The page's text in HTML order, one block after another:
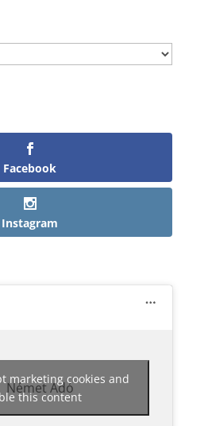
Facebook
Instagram
Német Adó
marketing cookies and
this content